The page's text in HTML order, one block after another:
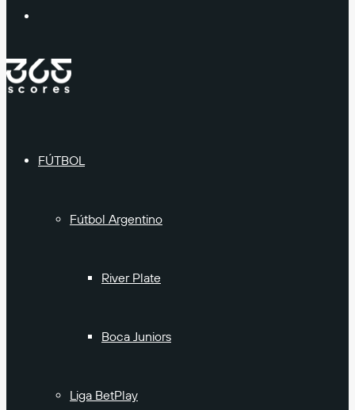
FÚTBOL
Fútbol Argentino
River Plate
Boca Juniors
Liga BetPlay